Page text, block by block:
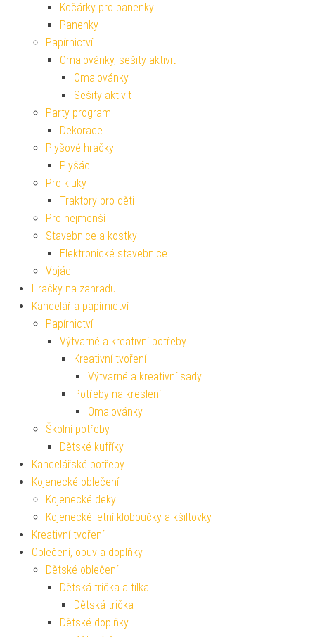
Kočárky pro panenky
Panenky
Papírnictví
Omalovánky, sešity aktivit
Omalovánky
Sešity aktivit
Party program
Dekorace
Plyšové hračky
Plyšáci
Pro kluky
Traktory pro děti
Pro nejmenší
Stavebnice a kostky
Elektronické stavebnice
Vojáci
Hračky na zahradu
Kancelář a papírnictví
Papírnictví
Výtvarné a kreativní potřeby
Kreativní tvoření
Výtvarné a kreativní sady
Potřeby na kreslení
Omalovánky
Školní potřeby
Dětské kufříky
Kancelářské potřeby
Kojenecké oblečení
Kojenecké deky
Kojenecké letní kloboučky a kšiltovky
Kreativní tvoření
Oblečení, obuv a doplňky
Dětské oblečení
Dětská trička a tílka
Dětská trička
Dětské doplňky